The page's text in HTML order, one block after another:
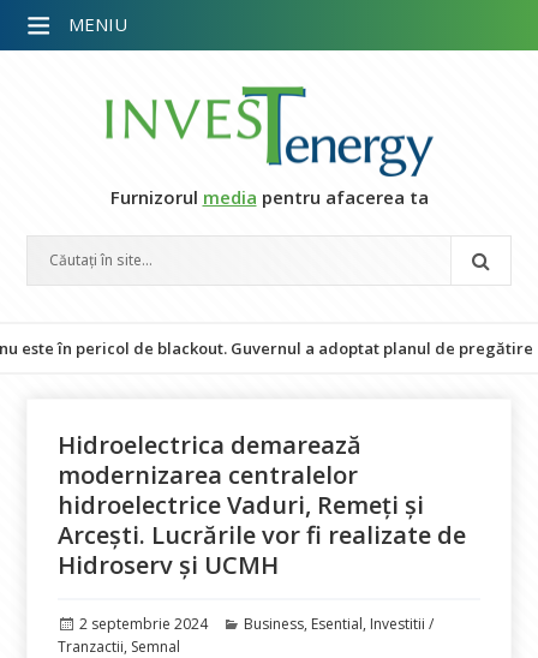
Furnizorul media pentru afacerea ta
în pericol de blackout. Guvernul a adoptat planul de pregătire
Hidroelectrica demarează
modernizarea centralelor
hidroelectrice Vaduri, Remeți și
Arcești. Lucrările vor fi realizate de
Hidroserv și UCMH
Publicat
pe
2 septembrie 2024 Categorii
Business, Esential, Investitii /
Tranzactii, Semnal
MENIU